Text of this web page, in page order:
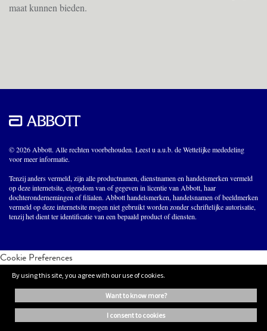
maat kunnen bieden.
© 2026 Abbott. Alle rechten voorbehouden. Leest u a.u.b. de Wettelijke mededeling
voor meer informatie.
Tenzij anders vermeld, zijn alle productnamen, dienstnamen en handelsmerken vermeld
op deze internetsite, eigendom van of gegeven in licentie van Abbott, haar
dochterondernemingen of filialen. Abbott handelsmerken, handelsnamen of beeldmerken
vermeld op deze internetsite mogen niet gebruikt worden zonder schriftelijke autorisatie,
tenzij het dient ter identificatie van een bepaald product of diensten.
Cookie Preferences
By using this site, you agree with our use of cookies.
want to know more?
i consent to cookies